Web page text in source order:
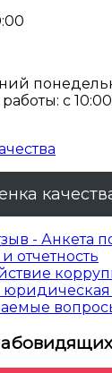
с
- Анкета
отчетность